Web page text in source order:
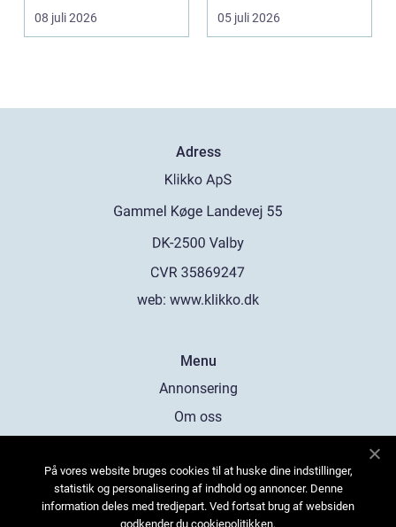
ekonomi i samma p...
08 juli 2026 05 juli 2026
Adress
web: www.klikko.dk
Menu
Annonsering
Om oss
Kontakta oss
Sitemap
På vores website bruges cookies til at huske dine indstillinger,
statistik og personalisering af indhold og annoncer. Denne
information deles med tredjepart. Ved fortsat brug af websiden
godkender du cookiepolitikken.